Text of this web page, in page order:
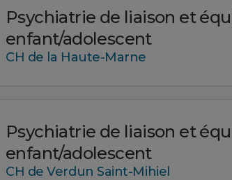
Psychiatrie de liaison et
enfant/adolescent
CH de la Haute-Marne
Psychiatrie de liaison et
enfant/adolescent
CH de Verdun Saint-Mihiel